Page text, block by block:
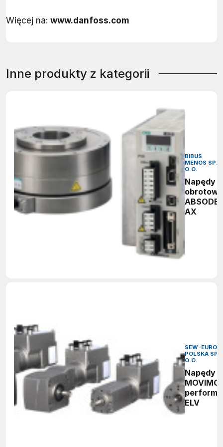
Więcej na: www.danfoss.com
Inne produkty z kategorii
BIBUS
MENOS SP. Z
O.O.
Napędy
obrotowe
AX
SEW-
POLSKA SP.
O.O.
Napędy
ELV